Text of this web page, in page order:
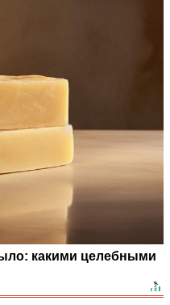
какими целебными